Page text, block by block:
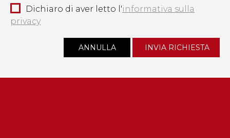
Dichiaro di aver letto l'informativa sulla
privacy